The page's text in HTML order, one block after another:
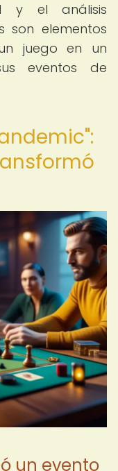
y el análisis
son elementos
juego en un
eventos de
un evento